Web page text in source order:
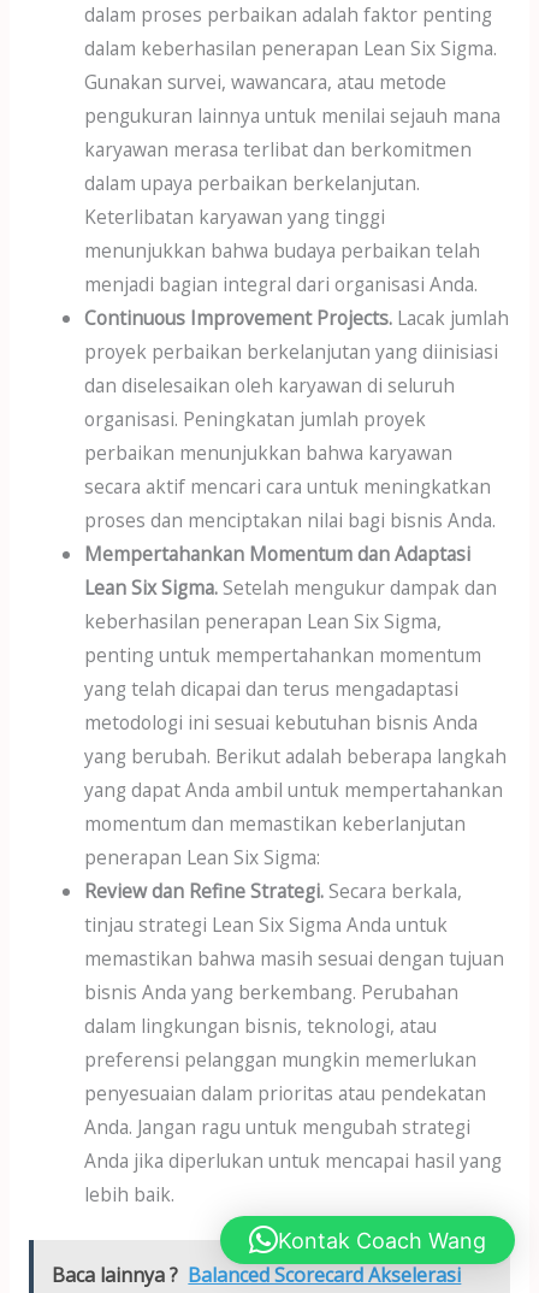
dalam proses perbaikan adalah faktor penting
dalam keberhasilan penerapan Lean Six Sigma.
Gunakan survei, wawancara, atau metode
pengukuran lainnya untuk menilai sejauh mana
karyawan merasa terlibat dan berkomitmen
dalam upaya perbaikan berkelanjutan.
Keterlibatan karyawan yang tinggi
menunjukkan bahwa budaya perbaikan telah
menjadi bagian integral dari organisasi Anda.
Continuous Improvement Projects. Lacak jumlah
proyek perbaikan berkelanjutan yang diinisiasi
dan diselesaikan oleh karyawan di seluruh
organisasi. Peningkatan jumlah proyek
perbaikan menunjukkan bahwa karyawan
secara aktif mencari cara untuk meningkatkan
proses dan menciptakan nilai bagi bisnis Anda.
Mempertahankan Momentum dan Adaptasi
Lean Six Sigma. Setelah mengukur dampak dan
keberhasilan penerapan Lean Six Sigma,
penting untuk mempertahankan momentum
yang telah dicapai dan terus mengadaptasi
metodologi ini sesuai kebutuhan bisnis Anda
yang berubah. Berikut adalah beberapa langkah
yang dapat Anda ambil untuk mempertahankan
momentum dan memastikan keberlanjutan
penerapan Lean Six Sigma:
Review dan Refine Strategi. Secara berkala,
tinjau strategi Lean Six Sigma Anda untuk
memastikan bahwa masih sesuai dengan tujuan
bisnis Anda yang berkembang. Perubahan
dalam lingkungan bisnis, teknologi, atau
preferensi pelanggan mungkin memerlukan
penyesuaian dalam prioritas atau pendekatan
Anda. Jangan ragu untuk mengubah strategi
Anda jika diperlukan untuk mencapai hasil yang
lebih baik.
Baca lainnya ? Balanced Scorecard Akselerasi
Kontak Coach Wang